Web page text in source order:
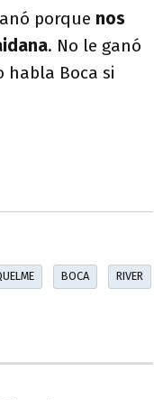
porque nos
. No le ganó
habla Boca si
BOCA RIVER